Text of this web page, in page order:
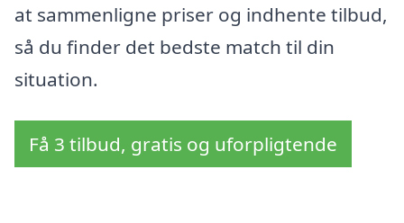
at sammenligne priser og indhente tilbud,
så du finder det bedste match til din
situation.
Få 3 tilbud, gratis og uforpligtende